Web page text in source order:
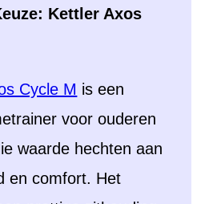
Kettler Axos
Cycle M is een
voor ouderen
waarde hechten aan
en comfort. Het